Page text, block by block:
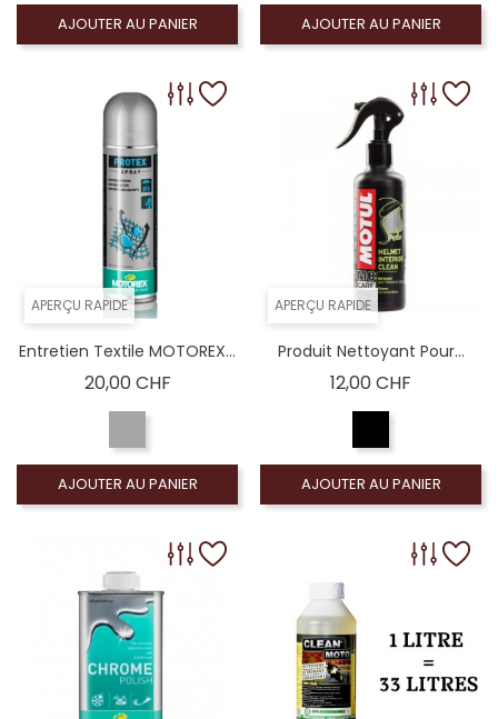
AJOUTER AU PANIER AJOUTER AU PANIER
APERÇU RAPIDE
Entretien Textile MOTOREX...
20,00 CHFPrix
AJOUTER AU PANIER
APERÇU RAPIDE
Produit Nettoyant Pour...
12,00 CHF
AJOUTER AU PANIER